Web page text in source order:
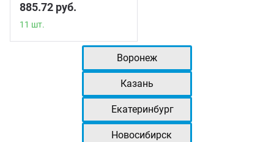
885.72 руб.
11 шт.
Воронеж
Казань
Екатеринбург
Новосибирск